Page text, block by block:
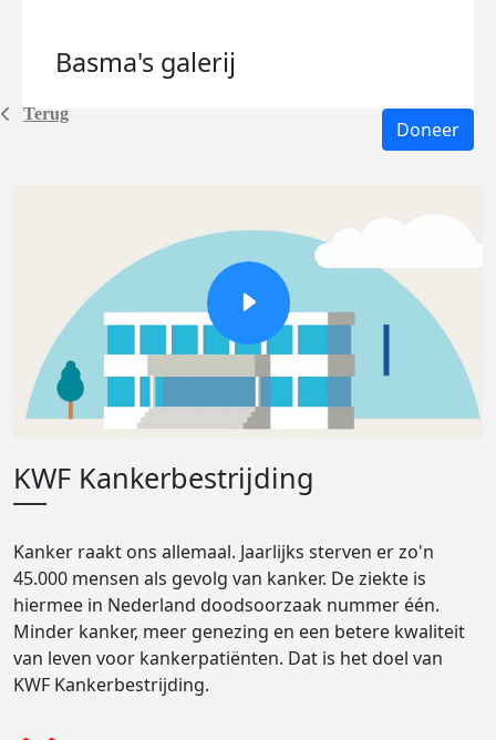
Terug
Basma's galerij
Doneer
KWF Kankerbestrijding
Kanker raakt ons allemaal. Jaarlijks sterven er zo'n
45.000 mensen als gevolg van kanker. De ziekte is
hiermee in Nederland doodsoorzaak nummer één.
Minder kanker, meer genezing en een betere kwaliteit
van leven voor kankerpatiënten. Dat is het doel van
KWF Kankerbestrijding.